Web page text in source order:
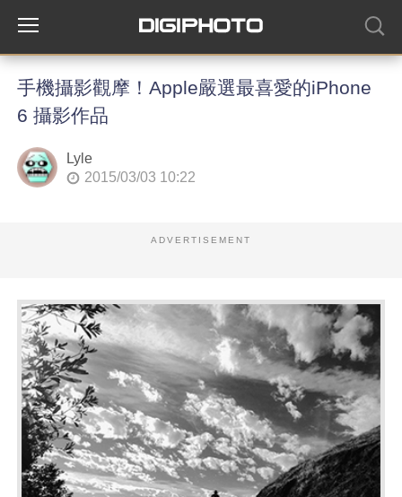
手機攝影觀摩！Apple嚴選最喜愛的iPhone
6 攝影作品
Lyle
2015/03/03 10:22
ADVERTISEMENT